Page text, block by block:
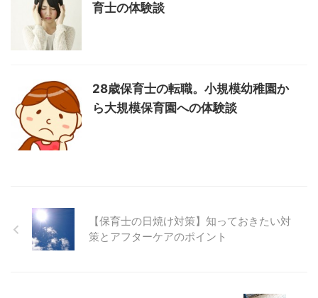
育士の体験談
28歳保育士の転職。小規模幼稚園か
ら大規模保育園への体験談
【保育士の日焼け対策】知っておきたい対
策とアフターケアのポイント